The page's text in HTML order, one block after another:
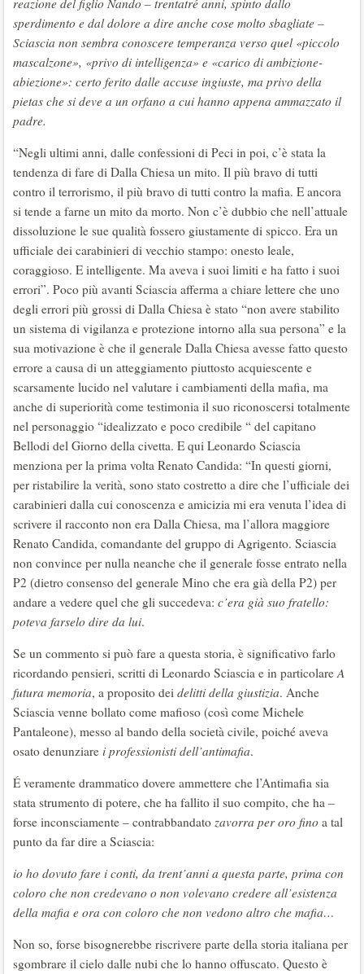
reazione del figlio Nando – trentatré anni, spinto dallo
sperdimento e dal dolore a dire anche cose molto sbagliate –
Sciascia non sembra conoscere temperanza verso quel «piccolo
mascalzone», «privo di intelligenza» e «carico di ambizione-
abiezione»: certo ferito dalle accuse ingiuste, ma privo della
pietas che si deve a un orfano a cui hanno appena ammazzato il
padre.
“Negli ultimi anni, dalle confessioni di Peci in poi, c’è stata la
tendenza di fare di Dalla Chiesa un mito. Il più bravo di tutti
contro il terrorismo, il più bravo di tutti contro la mafia. E ancora
si tende a farne un mito da morto. Non c’è dubbio che nell’attuale
dissoluzione le sue qualità fossero giustamente di spicco. Era un
ufficiale dei carabinieri di vecchio stampo: onesto leale,
coraggioso. E intelligente. Ma aveva i suoi limiti e ha fatto i suoi
errori”. Poco più avanti Sciascia afferma a chiare lettere che uno
degli errori più grossi di Dalla Chiesa è stato “non avere stabilito
un sistema di vigilanza e protezione intorno alla sua persona” e la
sua motivazione è che il generale Dalla Chiesa avesse fatto questo
errore a causa di un atteggiamento piuttosto acquiescente e
scarsamente lucido nel valutare i cambiamenti della mafia, ma
anche di superiorità come testimonia il suo riconoscersi totalmente
nel personaggio “idealizzato e poco credibile “ del capitano
Bellodi del Giorno della civetta. E qui Leonardo Sciascia
menziona per la prima volta Renato Candida: “In questi giorni,
per ristabilire la verità, sono stato costretto a dire che l’ufficiale dei
carabinieri dalla cui conoscenza e amicizia mi era venuta l’idea di
scrivere il racconto non era Dalla Chiesa, ma l’allora maggiore
Renato Candida, comandante del gruppo di Agrigento. Sciascia
non convince per nulla neanche che il generale fosse entrato nella
P2 (dietro consenso del generale Mino che era già della P2) per
andare a vedere quel che gli succedeva: c’era già suo fratello:
poteva farselo dire da lui.
Se un commento si può fare a questa storia, è significativo farlo
ricordando pensieri, scritti di Leonardo Sciascia e in particolareA
futura memoria, a proposito dei delitti della giustizia. Anche
Sciascia venne bollato come mafioso (così come Michele
Pantaleone), messo al bando della società civile, poiché aveva
osato denunziare i professionisti dell’antimafia.
É veramente drammatico dovere ammettere che l’Antimafia sia
stata strumento di potere, che ha fallito il suo compito, che ha –
forse inconsciamente – contrabbandato zavorra per oro fino a tal
punto da far dire a Sciascia:
io ho dovuto fare i conti, da trent’anni a questa parte, prima con
coloro che non credevano o non volevano credere all’esistenza
della mafia e ora con coloro che non vedono altro che mafia…
Non so, forse bisognerebbe riscrivere parte della storia italiana per
sgombrare il cielo dalle nubi che lo hanno offuscato. Questo è